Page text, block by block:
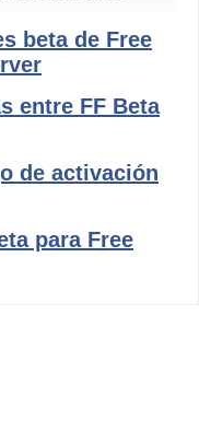
beta de Free
entre FF Beta
de activación
para Free